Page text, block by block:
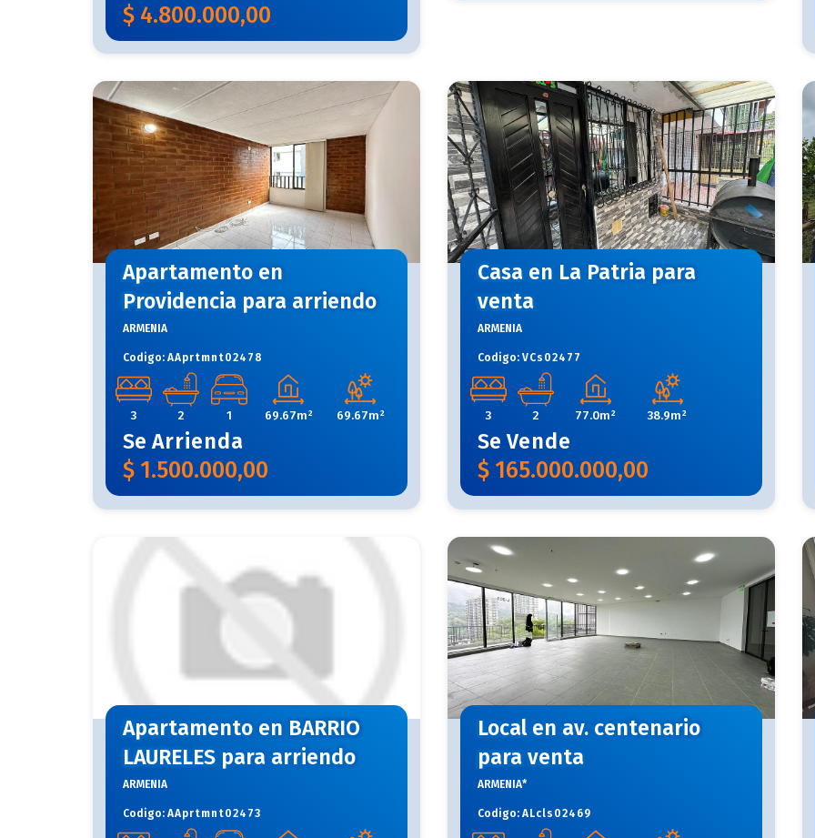
$ 4.800.000,00
Apartamento en
Providencia para arriendo
ARMENIA
Codigo:AAprtmnt02478
3 2 1 69.67m² 69.67m²
SeArrienda
$ 1.500.000,00
Casa en La Patria para
venta
ARMENIA
Codigo:VCs02477
3 2 77.0m² 38.9m²
SeVende
$ 165.000.000,00
Apartamento en BARRIO
LAURELES para arriendo
ARMENIA
Codigo:AAprtmnt02473
Local en av. centenario
para venta
ARMENIA*
Codigo:ALcls02469